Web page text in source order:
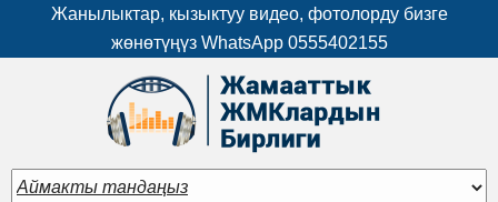
Жанылыктар, кызыктуу видео, фотолорду бизге
жөнөтүңүз WhatsApp 0555402155